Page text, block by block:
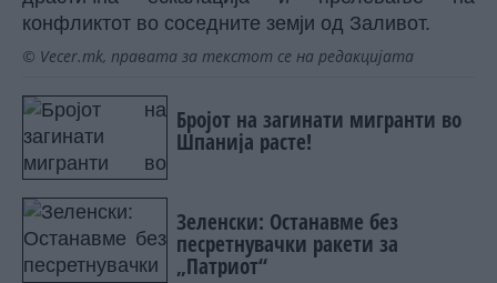
конфликтот во соседните земји од Заливот.
© Vecer.mk, правата за текстот се на редакцијата
Бројот на загинати мигранти во
Шпанија расте!
Зеленски: Останавме без
песретнувачки ракети за
„Патриот“